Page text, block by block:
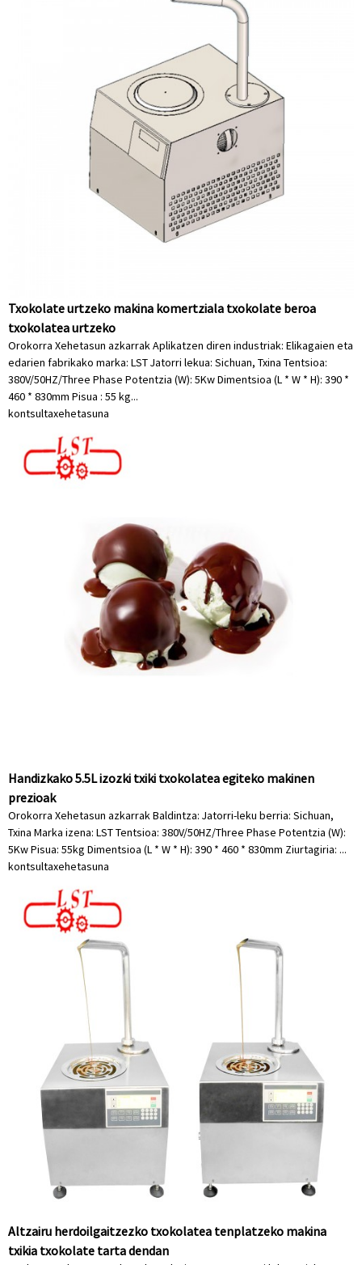
Txokolate urtzeko makina komertziala txokolate beroa
txokolatea urtzeko
Orokorra Xehetasun azkarrak Aplikatzen diren industriak: Elikagaien eta
edarien fabrikako marka: LST Jatorri lekua: Sichuan, Txina Tentsioa:
380V/50HZ/Three Phase Potentzia (W): 5Kw Dimentsioa (L * W * H): 390 *
460 * 830mm Pisua : 55 kg...
kontsultaxehetasuna
Handizkako 5.5L izozki txiki txokolatea egiteko makinen
prezioak
Orokorra Xehetasun azkarrak Baldintza: Jatorri-leku berria: Sichuan,
Txina Marka izena: LST Tentsioa: 380V/50HZ/Three Phase Potentzia (W):
5Kw Pisua: 55kg Dimentsioa (L * W * H): 390 * 460 * 830mm Ziurtagiria: ...
kontsultaxehetasuna
Altzairu herdoilgaitzezko txokolatea tenplatzeko makina
txikia txokolate tarta dendan